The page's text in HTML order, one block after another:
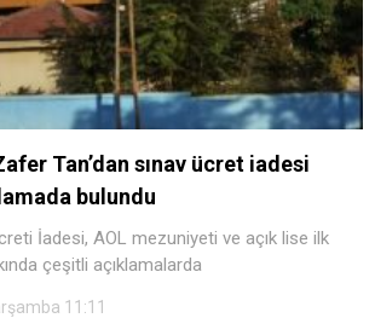
Tan’dan sınav ücret iadesi
bulundu
İadesi, AOL mezuniyeti ve açık lise ilk
çeşitli açıklamalarda
11:11